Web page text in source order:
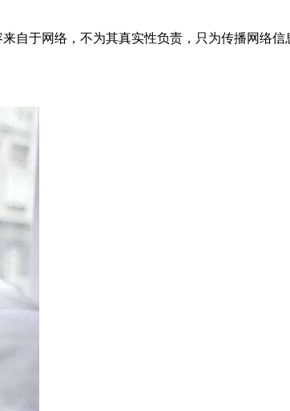
自于网络，不为其真实性负责，只为传播网络